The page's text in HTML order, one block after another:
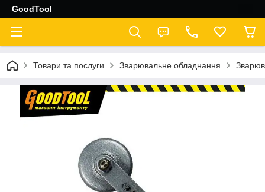
GoodTool
Товари та послуги Зварювальне обладнання